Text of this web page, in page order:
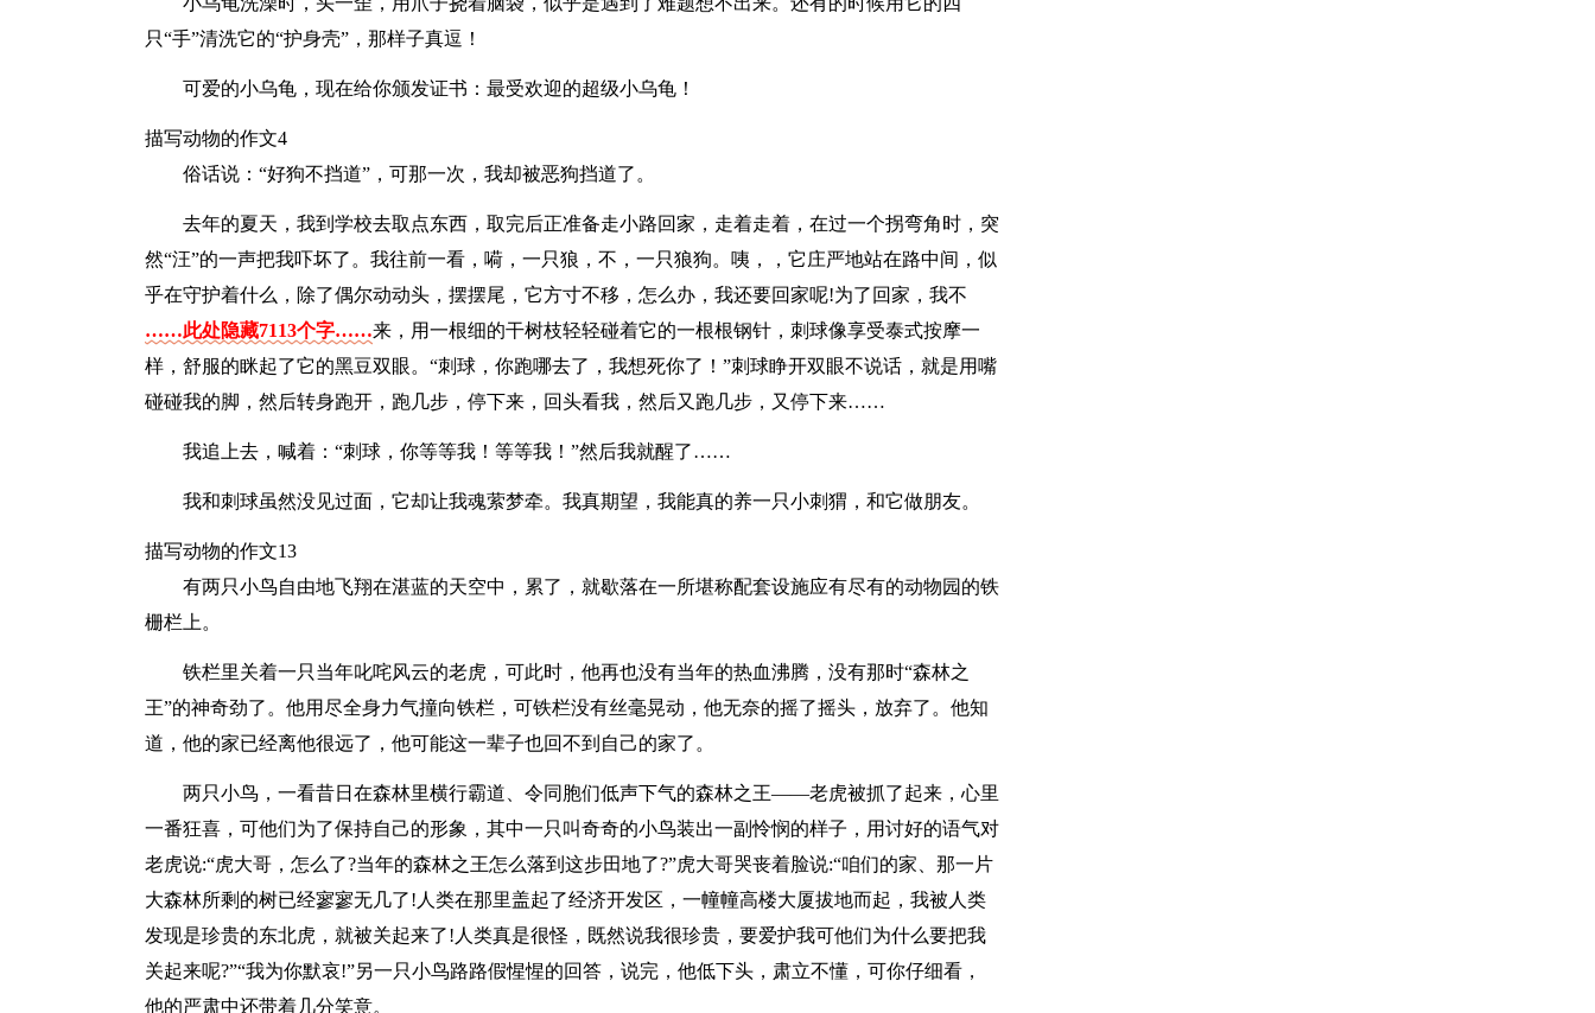
只“手”清洗它的“护身壳”，那样子真逗！
可爱的小乌龟，现在给你颁发证书：最受欢迎的超级小乌龟！
描写动物的作文4
俗话说：“好狗不挡道”，可那一次，我却被恶狗挡道了。
去年的夏天，我到学校去取点东西，取完后正准备走小路回家，走着走着，在过一个拐弯角时，突
然“汪”的一声把我吓坏了。我往前一看，嗬，一只狼，不，一只狼狗。咦，，它庄严地站在路中间，似
乎在守护着什么，除了偶尔动动头，摆摆尾，它方寸不移，怎么办，我还要回家呢!为了回家，我不
……此处隐藏7113个字……来，用一根细的干树枝轻轻碰着它的一根根钢针，刺球像享受泰式按摩一
样，舒服的眯起了它的黑豆双眼。“刺球，你跑哪去了，我想死你了！”刺球睁开双眼不说话，就是用嘴
碰碰我的脚，然后转身跑开，跑几步，停下来，回头看我，然后又跑几步，又停下来……
我追上去，喊着：“刺球，你等等我！等等我！”然后我就醒了……
我和刺球虽然没见过面，它却让我魂萦梦牵。我真期望，我能真的养一只小刺猬，和它做朋友。
描写动物的作文13
有两只小鸟自由地飞翔在湛蓝的天空中，累了，就歇落在一所堪称配套设施应有尽有的动物园的铁
栅栏上。
铁栏里关着一只当年叱咤风云的老虎，可此时，他再也没有当年的热血沸腾，没有那时“森林之
王”的神奇劲了。他用尽全身力气撞向铁栏，可铁栏没有丝毫晃动，他无奈的摇了摇头，放弃了。他知
道，他的家已经离他很远了，他可能这一辈子也回不到自己的家了。
两只小鸟，一看昔日在森林里横行霸道、令同胞们低声下气的森林之王——老虎被抓了起来，心里
一番狂喜，可他们为了保持自己的形象，其中一只叫奇奇的小鸟装出一副怜悯的样子，用讨好的语气对
老虎说:“虎大哥，怎么了?当年的森林之王怎么落到这步田地了?”虎大哥哭丧着脸说:“咱们的家、那一片
大森林所剩的树已经寥寥无几了!人类在那里盖起了经济开发区，一幢幢高楼大厦拔地而起，我被人类
发现是珍贵的东北虎，就被关起来了!人类真是很怪，既然说我很珍贵，要爱护我可他们为什么要把我
关起来呢?”“我为你默哀!”另一只小鸟路路假惺惺的回答，说完，他低下头，肃立不懂，可你仔细看，
他的严肃中还带着几分笑意。